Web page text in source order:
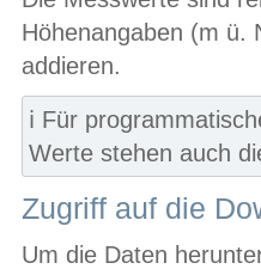
Höhenangaben (m ü.
addieren.
ℹ️ Für
Werte stehen auch
Zugriff auf die
Um die Daten